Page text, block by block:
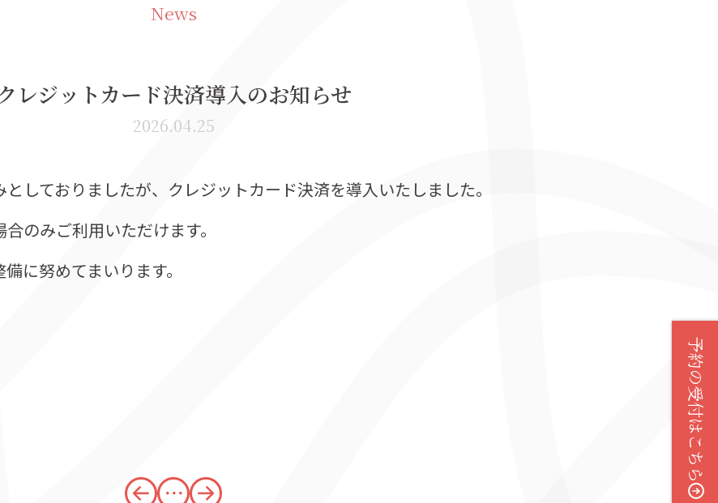
予約の受付はこちら
News
レジットカード決済導入のお知らせ
2026.04.25
しておりましたが、クレジットカード決済を導入いたしました。
のみご利用いただけます。
に努めてまいります。
・・・